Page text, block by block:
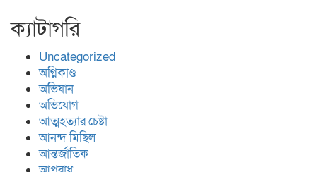
ক্যাটাগরি
Uncategorized
অগ্নিকাণ্ড
অভিযান
অভিযোগ
আত্মহত্যার চেষ্টা
আনন্দ মিছিল
আন্তর্জাতিক